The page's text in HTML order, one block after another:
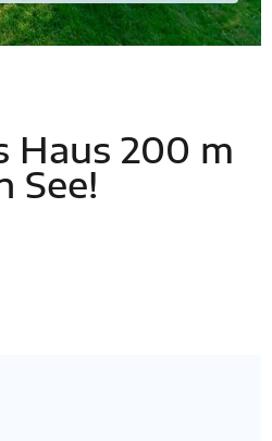
Haus 200 m
See!